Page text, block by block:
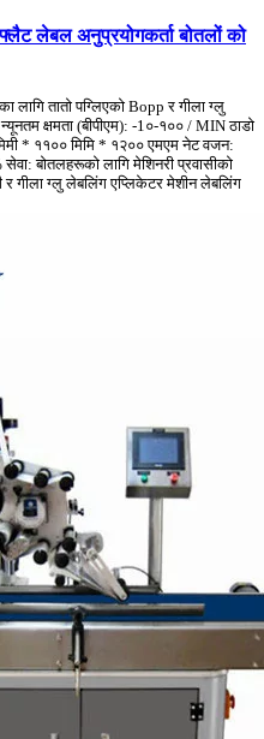
लेबल अनुप्रयोगकर्ता बोतलों को
लागि तातो पग्लिएको Bopp र गीला ग्लु
क्षमता (बीपीएम): -1०-१०० / MIN ठाडो
* ११०० मिमि * १२०० एमएम नेट वजन:
बोतलहरूको लागि मेशिनरी प्रवासीको
र गीला ग्लु लेबलिंग एप्लिकेटर मेशीन लेबलिंग